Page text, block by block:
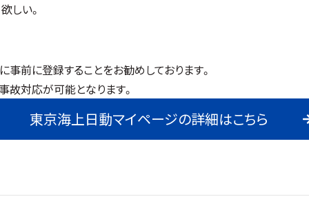
しい。
事前に登録することをお勧めしております。
故対応が可能となります。
東京海上日動マイページの詳細はこちら